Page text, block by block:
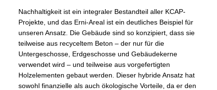
Nachhaltigkeit ist ein integraler Bestandteil aller KCAP-
Projekte, und das Erni-Areal ist ein deutliches Beispiel für
unseren Ansatz. Die Gebäude sind so konzipiert, dass sie
teilweise aus recyceltem Beton – der nur für die
Untergeschosse, Erdgeschosse und Gebäudekerne
verwendet wird – und teilweise aus vorgefertigten
Holzelementen gebaut werden. Dieser hybride Ansatz hat
sowohl finanzielle als auch ökologische Vorteile, da er den